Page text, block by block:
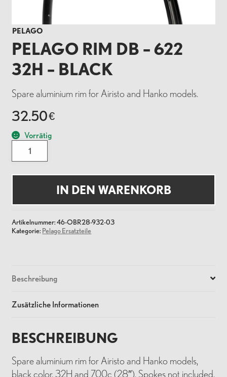
PELAGO
PELAGO RIM DB – 622
32H – BLACK
Spare aluminium rim for Airisto and Hanko models.
32.50€
Vorrätig
Pelago
DB
622
Black
IN DEN WARENKORB
Artikelnummer:46-OBR28-932-03
Kategorie: Pelago Ersatzteile
Beschreibung
Zusätzliche Informationen
BESCHREIBUNG
Spare aluminium rim for Airisto and Hanko models,
black color. 32H and 700c (28″). Spokes not included.